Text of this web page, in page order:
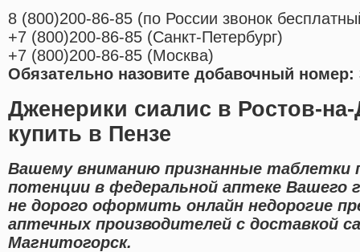
8 (800)200-86-85 (по России звонок
+7 (800)200-86-85 (Санкт-Петербург)
+7 (800)200-86-85 (Москва)
Обязательно назовите добавочный номер:
Дженерики сиалис в Ростов-
купить в Пензе
Вашему вниманию признанные таблетки
потенции в федеральной аптеке Вашего
не дорого оформить онлайн недорогие
аптечных производителей с доставкой
Магнитогорск.